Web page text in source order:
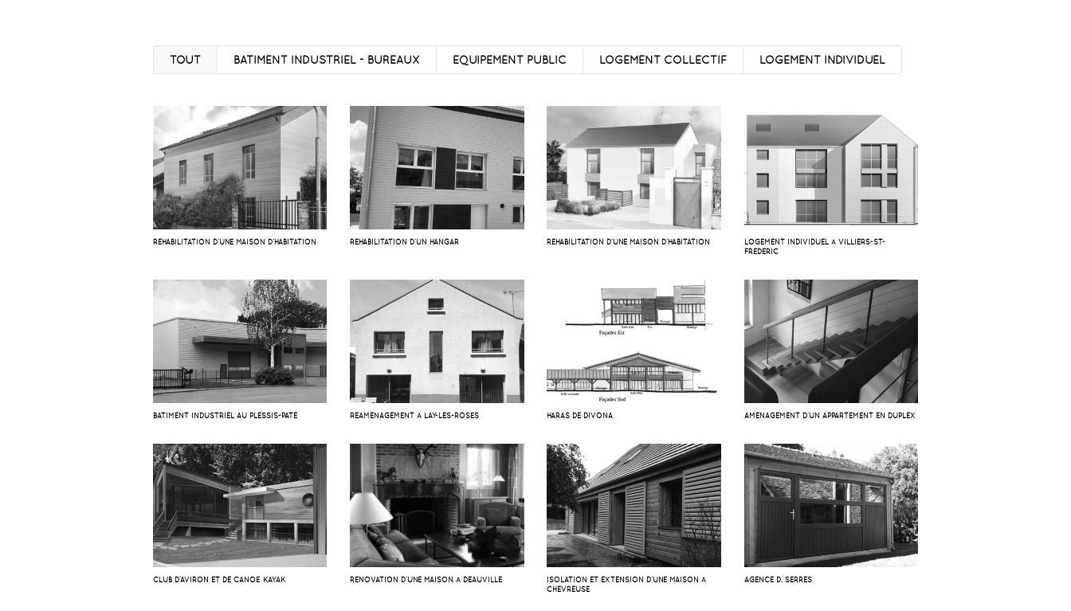
TOUT BATIMENT INDUSTRIEL - BUREAUX EQUIPEMENT PUBLIC LOGEMENT COLLECTIF LOGEMENT INDIVIDUEL
RÉHABILITATION D’UNE MAISON D’HABITATION RÉHABILITATION D’UN HANGAR RÉHABILITATION D’UNE MAISON D’HABITATION
LOGEMENT INDIVIDUEL À VILLIERS-ST-
FRÉDÉRIC
BATIMENT INDUSTRIEL AU PLESSIS-PATÉ RÉAMÉNAGEMENT À LAY-LES-ROSES HARAS DE DIVONA AMÉNAGEMENT D’UN APPARTEMENT EN DUPLEX
CLUB D’AVIRON ET DE CANOË KAYAK RÉNOVATION D’UNE MAISON À DEAUVILLE
ISOLATION ET EXTENSION D’UNE MAISON À
CHEVREUSE
AGENCE D. SERRES